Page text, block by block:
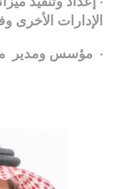
الإدارات الأخرى
· مؤسس ومدير